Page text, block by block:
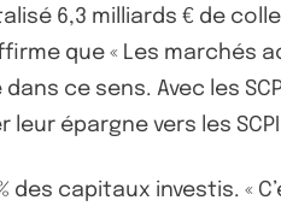
6,3 milliards € de
que « Les marchés
ce sens. Avec les
épargne vers les SCPI
des capitaux investis. «